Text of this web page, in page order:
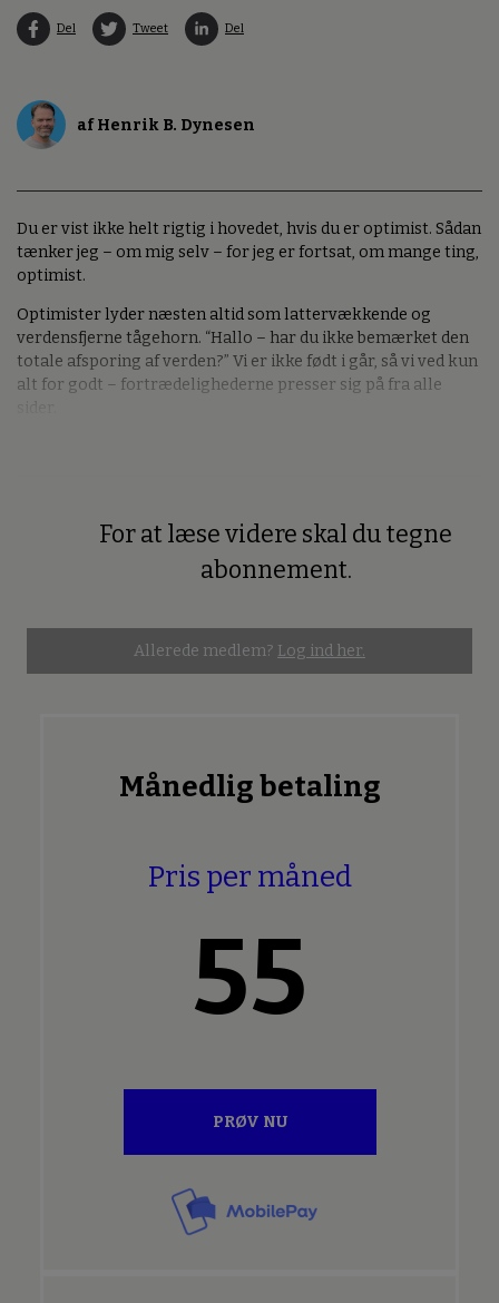
Del Tweet Del
af Henrik B. Dynesen
Du er vist ikke helt rigtig i hovedet, hvis du er optimist. Sådan
tænker jeg – om mig selv – for jeg er fortsat, om mange ting,
optimist.
Optimister lyder næsten altid som lattervækkende og
verdensfjerne tågehorn. “Hallo – har du ikke bemærket den
totale afsporing af verden?” Vi er ikke født i går, så vi ved kun
alt for godt – fortrædelighederne presser sig på fra alle
For at læse videre skal du tegne
abonnement.
Allerede medlem? Log ind her.
Månedlig betaling
Pris per måned
55
PRØV NU